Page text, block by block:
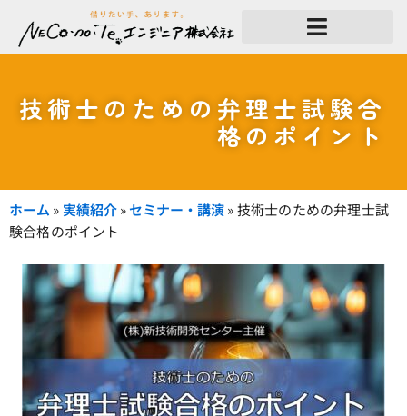
ス
技術士のための弁理士試験合
格のポイント
ホーム » 実績紹介 »セミナー・講演»技術士のための弁理士試
験合格のポイント